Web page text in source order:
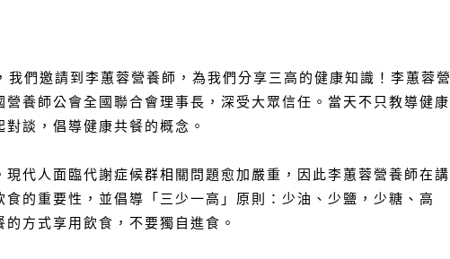
們邀請到李蕙蓉營養師，為我們分享三高的健康知識！李蕙蓉營
養師公會全國聯合會理事長，深受大眾信任。當天不只教導健康
談，倡導健康共餐的概念。
代人面臨代謝症候群相關問題愈加嚴重，因此李蕙蓉營養師在講
的重要性，並倡導「三少一高」原則：少油、少鹽，少糖、高
方式享用飲食，不要獨自進食。